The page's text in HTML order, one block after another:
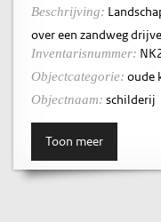
Beschrijving:
over een zandweg
Inventarisnummer:
Objectcategorie: oude
Objectnaam: schilderij
Toon meer